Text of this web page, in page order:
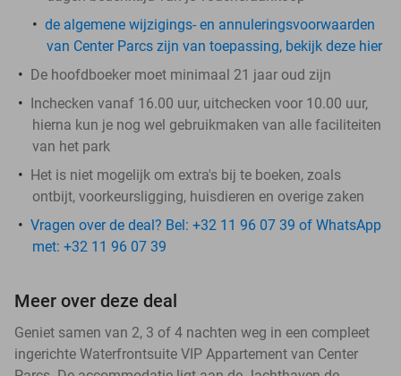
de algemene wijzigings- en annuleringsvoorwaarden
van Center Parcs zijn van toepassing, bekijk deze hier
De hoofdboeker moet minimaal 21 jaar oud zijn
Inchecken vanaf 16.00 uur, uitchecken voor 10.00 uur,
hierna kun je nog wel gebruikmaken van alle faciliteiten
van het park
Het is niet mogelijk om extra's bij te boeken, zoals
ontbijt, voorkeursligging, huisdieren en overige zaken
Vragen over de deal? Bel: +32 11 96 07 39 of WhatsApp
met: +32 11 96 07 39
Meer over deze deal
Geniet samen van 2, 3 of 4 nachten weg in een compleet
ingerichte Waterfrontsuite VIP Appartement van Center